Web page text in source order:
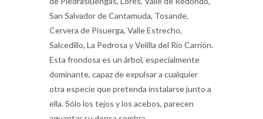
Cervera de Pisuerga, Valle Estrecho,
Salcedillo, La Pedrosa y Velilla del Río Carrión.
Esta frondosa es un árbol, especialmente
dominante, capaz de expulsar a cualquier
otra especie que pretenda instalarse junto a
ella. Sólo los tejos y los acebos, parecen
aguantar su densa sombra.